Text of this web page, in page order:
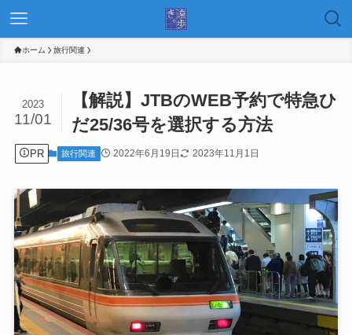
ホーム 旅行関連
【解説】JTBのWEB予約で特急ひ
だ25/36号を選択する方法
2023
11/01
PR 旅行関連 2022年6月19日 2023年11月1日